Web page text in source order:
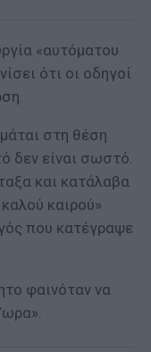
«αυτόματου
ότι οι οδηγοί
στη θέση
δεν είναι σωστό.
και κατάλαβα
καιρού»
που κατέγραψε
φαινόταν να
ωρα».